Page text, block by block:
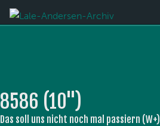
8586 (10'')
Das soll uns nicht noch mal passiern (W+)